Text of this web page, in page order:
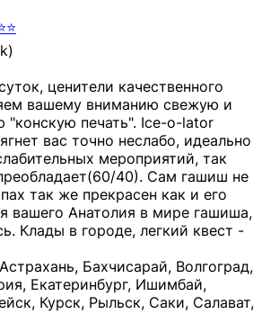
ценители качественного
вашему вниманию свежую и
"конскую печать". Ice-o-lator
вас точно неслабо, идеально
мероприятий, так
40). Сам гашиш не
так же прекрасен как и его
вашего Анатолия в мире гашиша,
Клады в городе, легкий квест -
Бородино, Братск, Бронницы (Московская область), Бугульма (Республика Татарстан), Бугуруслан (Оренбургская область), Буинск, Буй, Буйнакск, Валдай, Валуйки, Велиж, Великие Луки, Великий Новгород, Великий Устюг, Вельск, Венёв, Верещагино, Верхнеуральск, Верхний Уфалей, Верхняя Салда, Верхняя Тура, Весьегонск, Вилючинск, Вихоревка, Вичуга, Владикавказ, Волгодонск, Волгореченск, Володарск, Волосово, Волчанск, Вольск, Воркута, Ворсма, Всеволожск (Ленинградская область), Вуктыл, Выкса, Высоковск, Высоцк, Вытегра, Вышний Волочёк, Вяземский, Вязники, Вятские Поляны, Нея, Шилка, Гаврилов Посад, Гаврилов-Ям, Гай, Галич, Гдов, Голицыно, Горно-Алтайск, Горнозаводск, Горняк, Городец, Гороховец, Гремячинск, Грозный, Грязи, Грязовец, Губкинский, Гуково, Гулькевичи, Гурьевск (Калининградская область), Гурьевск (Кемеровская область), Гусев, Гусь-Хрустальный, Давлеканово, Далматово, Дальнегорск, Дегтярск, Дедовск, Демидов, Дербент, Десногорск, Дзержинск, Дзержинский (Московская область), Дивногорск, Димитровград, Дмитровск, Дно, Добрянка, Долинск, Домодедово, Донецк (ДНР), Дорогобуж, Дрезна, Дубна, Дудинка, Духовщина, Дятьково, Егорьевск, Елабуга, Елизово, Ельня (Будет изменено название), Емва, Енисейск, Ермолино, Ершов, Ессентуки, Ефремов, Железноводск, Железногорск (Красноярский край), Железногорск (Курская область), Железногорск-Илимский, Жигулёвск, Жиздра, Жирновск, Жуков, Жуковка, Заводоуковск, Заволжск, Задонск, Заинск, Заозёрный, Заозёрск, Западная Двина, Заполярный, Зарайск, Заречный (Пензенская область), Заречный (Свердловская область), Заринск, Звенигово, Зверево, Зеленогорск ( Ленинградская обл. ), Зеленоградск, Зеленодольск, Зеленокумск, Зерноград, Зима, Змеиногорск, Зубцов, Ивангород, Иваново, Ивдель, Избербаш, Изобильный, Иланский, Инза, Инкерман, Инта, Ипатово, Искитим, Йошкар-Ола, Кадников, Калач, Калач-на-Дону, Калининск, Калтан, Калязин, Камбарка, Каменка (Пензенская область), Каменногорск (Ленинградская область), Каменск-Уральский, Каменск-Шахтинский, Камень-на-Оби, Камешково, Камышин, Канаш, Кандалакша, Карабаново, Карабаш, Карачаевск, Каргат, Каргополь, Карпинск, Карталы, Касимов, Касли, Каспийск, Катав-Ивановск, Катайск, Качканар, Кашин, Кашира, Кемерово, Кемь, Кизел, Кизилюрт, Кизляр, Кимовск, Кимры, Кингисепп, Кинель, Киреевск, Киренск, Киржач, Кириши, Кирово-Чепецк, Кировск (Ленинградская область), Кировск (Мурманская область), Кирсанов, Киселёвск, Кисловодск, Климовск, Клинцы, Княгинино, Ковдор, Ковров, Когалым, Козельск, Козьмодемьянск, Кола, Кологрив, Колпашево, Колпино, Кольчугино, Комсомольск, Комсомольск-на-Амуре, Конаково, Кондопога, Кондрово, Константиновск, Кораблино, Кореновск, Корсаков, Коряжма, Костерёво, Костомукша, Котельники, Котельниково, Котельнич, Котлас, Котовск, Кохма, Красноармейск (Московская область), Краснозаводск, Краснознаменск (Московская область), Краснокаменск, Краснослободск (Волгоградская область), Краснотурьинск, Красноуральск, Красный Сулин, Кремёнки, Кропоткин, Кубинка, Кувшиново (Тверская область), Кудрово, Кулебаки, Кумертау, Курлово, Куровское, Куртамыш, Курчатов, Куса, Кушва, Кыштым, Лабытнанги, Лагань, Лаишево (Республика Татарстан), Лакинск, Лангепас, Лахденпохья, Ленинск-Кузнецкий, Ленск (Республика Саха), Лермонтов (Ставропольский край), Лесозаводск (Приморский край), Лесосибирск, Ливны (Орловская область), Ликино-Дулёво, Липки (Тульская область), Лиски (Воронежская область), Лихославль, Лодейное Поле, Ломоносов (Санкт-Петербург), Лосино-Петровский, Лукоянов, Луховицы, Лыткарино, Любань (Ленинградская область), Любим, Людиново, Магас, Майский, Макаров, Малая Вишера, Малгобек, Мамадыш, Мамоново, Мантурово, Маркс, Махачкала, Мглин, Мегион, Медвежьегорск, Медногорск, Медынь, Меленки, Мелеуз, Менделеевск, Мещовск, Микунь, Миллерово, Минусинск, Миньяр, Мирный (Архангельская область), Мирный (Якутия), Михайловка (Город), Михайловск (Свердловская область), Михайловск (Ставропольский край), Могоча, Можга, Моздок, Мончегорск, Морозовск, Моршанск, Мосальск, Муравленко, Мурино, Муром, Мценск, Мыски, Набережные Челны, Навашино (Нижегородская область), Назарово (Красноярский край), Назрань, Нальчик, Наро-Фоминск, Нарткала, Нарьян-Мар, Находка, Невель (Псковская область), Невельск, Невьянск, Нелидово (Тверская область), Неман, Нерехта (Костромская область), Нерюнгри, Нестеров, Нефтегорск (Самарская область), Нефтекумск, Нижневартовск, Нижнекамск (Республика Татарстан), Нижнеудинск, Нижние Серги, Нижний Ломов, Нижняя Тура, Николаевск-на-Амуре, Никольск (Вологодская область), Никольск (Пензенская область), Новая Ладога, Новая Ляля, Новоалександровск, Новоалтайск, Нововоронеж, Новодвинск, Новозыбков, Новокубанск, Новокуйбышевск, Новомичуринск, Новопавловск, Новоржев, Новосокольники, Новотроицк, Новоульяновск, Новоуральск, Новохопёрск, Новочебоксарск, Новошахтинск, Новый Оскол, Новый Уренгой, Норильск, Нурлат, Нягань, Нязепетровск, Няндома, Облучье, Обоянь, Озёрск (Калининградская область), Озёрск (Челябинская область), Озёры, Октябрьск (Самарская область), Октябрьский (Башкортостан), Окуловка (Новгородская область), Оленегорск, Олонец, Онега, Опочка, Осинники, Осташков, Остров, Острогожск, Отрадный, Оха, Павлово, Павловск (Воронежская область), Павловск (Санкт-Петербург), Павловский Посад, Партизанск, Певек, Пенза, Первоуральск, Перевоз, Пересвет, Переславль-Залесский, Пестово (Новгородская область), Петрозаводск, Петропавловск-Камчатский, Печоры, Пикалёво, Пионерский, Питкяранта, Плавск, Плёс, Подпорожье, Покачи, Покров, Покровск, Полесск, Полысаево, Полярные Зори, Полярный, Поронайск, Порхов, Похвистнево, Почеп, Починок, Пошехонье, Правдинск, Приморск (Калининградская область), Приморско-Ахтарск, Приозерск, Прокопьевск, Протвино, Прохладный, Пугачёв, Пудож, Пустошка, Пушкино, Пущино, Пыталово, Радужный (Владимирская область), Радужный (Ханты-Мансийский АО), Райчихинск, Раменское, Рассказово, Ревда, Реж, Реутов, Родники, Россошь, Ростов (Ярославская обл.), Рошаль, Ртищево, Рубцовск, Рузаевка, Рыбинск, Рыбное, Ряжск, Салехард, Сальск, Саранск, Сарапул, Саров, Сасово, Сатка, Сафоново, Саяногорск, Саянск, Светлогорск, Светлоград, Светлый, Светогорск (Ленинградская область), Свободный, Себеж, Северобайкальск, Северодвинск, Североуральск, Сегежа, Семикаракорск, Сенгилей, Серафимович, Сергач, Сергиев Посад, Сердобск, Сертолово (Ленинградская область), Сестрорецк (Ленинградская область), Сибай, Скопин, Славгород, Сланцы, Слободской, Слюдянка, Собинка, Советск (Кировская область), Советск (Калининградская область), Советск (Тульская область), Советская Гавань, Советский (Ханты-Мансийский АО), Сокол (Вологодская область), Солигалич, Соль-Илецк, Сольцы, Сортавала, Сосенский, Сосновоборск, Сосновый Бор (Ленинградская область), Сосногорск, Спас-Клепики, Спасск-Рязанский, С